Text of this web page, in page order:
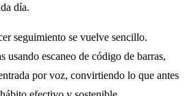
día.
seguimiento se vuelve sencillo.
usando escaneo de código de barras,
por voz, convirtiendo lo que antes